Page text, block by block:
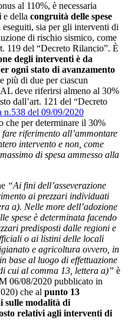
al 110%, è necessaria
e della congruità delle spese
sia per gli interventi di
di rischio sismico, come
119 del “Decreto Rilancio”. È
degli interventi è da
ogni stato di avanzamento
più di due per ciascun
deve riferirsi almeno al 30%
dall’art. 121 del “Decreto
n.538 del 09/09/2020
che per determinare il 30%
fare riferimento all’ammontare
intervento e non, come
di spesa ammesso alla
“Ai fini dell’asseverazione
ai prezzari individuati
a). Nelle more dell’adozione
spese è determinata facendo
predisposti dalle regioni e
o ai listini delle locali
e agricoltura ovvero, in
base al luogo di effettuazione
cui al comma 13, lettera a)” è
06/08/2020 pubblicato in
che al punto 13
sulle modalità di
relativi agli interventi di